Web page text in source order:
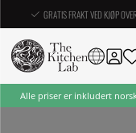
GRATIS FRAKT VED KJØP
Alle priser er inkludert